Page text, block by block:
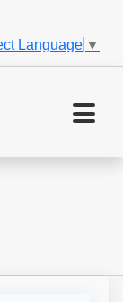
Language ▼